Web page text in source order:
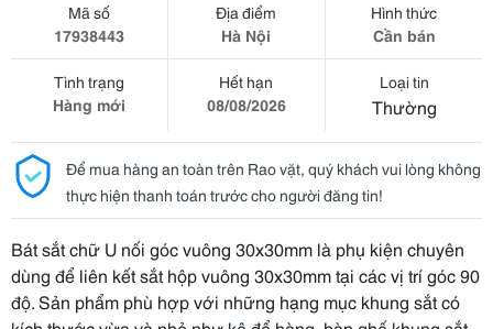
Mã số
17938443
Địa điểm
Hà Nội
Hình thức
Cần bán
Tình trạng
Hàng mới
Hết hạn
08/08/2026
Loại tin
Thường
Để mua hàng an toàn trên Rao vặt, quý khách vui lòng không
thực hiện thanh toán trước cho người đăng tin!
Bát sắt chữ U nối góc vuông 30x30mm là phụ kiện chuyên
dùng để liên kết sắt hộp vuông 30x30mm tại các vị trí góc 90
độ. Sản phẩm phù hợp với những hạng mục khung sắt có